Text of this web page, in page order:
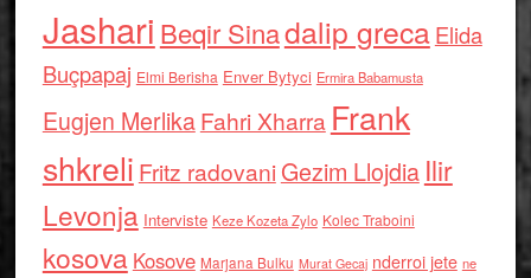
Jashari Beqir Sinadalip grecaElida
Buçpapaj Elmi Berisha Enver Bytyci Ermira Babamusta
Eugjen MerlikaFahri Xharra Frank
shkreli Fritz radovaniGezim Llojdia Ilir
Levonja Interviste Keze Kozeta Zylo Kolec Traboini
kosova Kosove Marjana Bulku Murat Gecaj nderroi jete ne